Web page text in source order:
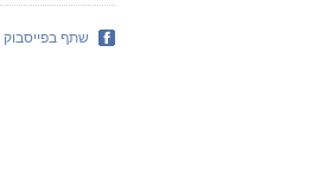
שתף בפייסבוק